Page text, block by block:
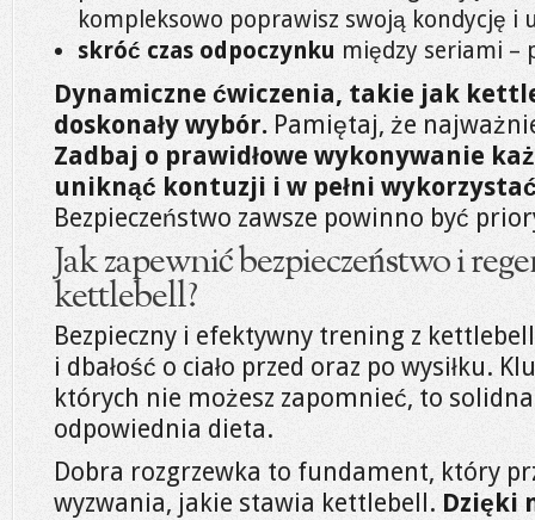
kompleksowo poprawisz swoją kondycję i
skróć czas odpoczynku między seriami –
Dynamiczne ćwiczenia, takie jak
doskonały wybór. Pamiętaj, że
Zadbaj o prawidłowe wykonywanie
uniknąć kontuzji i w pełni
Bezpieczeństwo zawsze powinno być
Jak zapewnić bezpieczeństwo i
kettlebell?
Bezpieczny i efektywny trening z
i dbałość o ciało przed oraz po wysiłku.
których nie możesz zapomnieć, to
odpowiednia dieta.
Dobra rozgrzewka to fundament, który
wyzwania, jakie stawia kettlebell. Dzięki